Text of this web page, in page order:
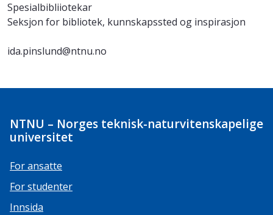
Spesialbibliiotekar
Seksjon for bibliotek, kunnskapssted og inspirasjon
ida.pinslund@ntnu.no
NTNU – Norges teknisk-naturvitenskapelige
universitet
For ansatte
For studenter
Innsida